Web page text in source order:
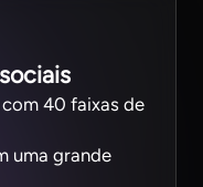
40 faixas de
uma grande